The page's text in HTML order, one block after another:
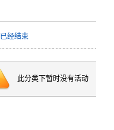
已经结束
此分类下暂时没有活动